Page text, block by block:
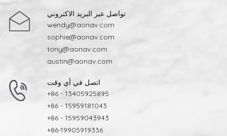
تواصل عبر البريد الاكتروني
wendy@aonav.com
sophie@aonav.com
tony@aonav.com
austin@aonav.com
اتصل في أي وقت
+86 - 13405925895
+86 - 15959181043
+86 - 15959043943
+86-19905919336